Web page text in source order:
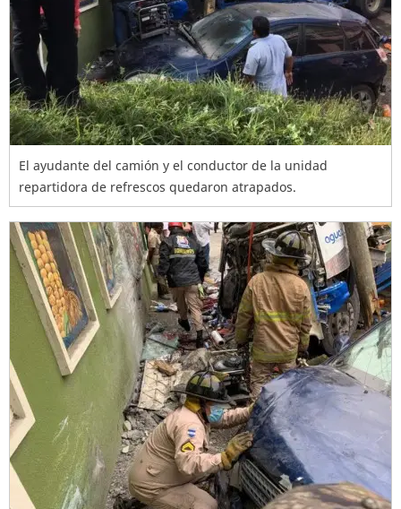
El ayudante del camión y el conductor de la unidad
repartidora de refrescos quedaron atrapados.